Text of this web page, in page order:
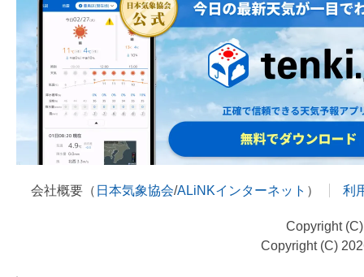
会社概要（ 日本気象協会/ALiNKインターネット ） 利
Copyright
Copyright (C)